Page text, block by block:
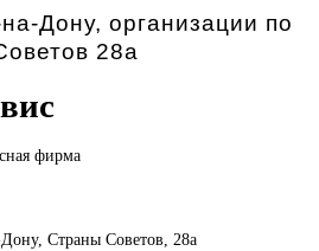
Дону, организации по
28а
фирма
Страны Советов, 28а